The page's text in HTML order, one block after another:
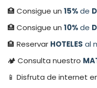
🏥 Consigue un 15%de
🏥 Consigue un 10%de
🏨 Reservar HOTELES al
🏕 Consulta nuestro
📱 Disfruta de internet